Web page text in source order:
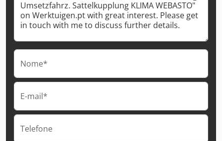
Nome*
E-mail*
Telefone